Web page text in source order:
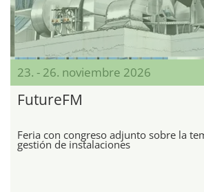
23. - 26. noviembre 2026
FutureFM
Feria con congreso adjunto sobre la
gestión de instalaciones